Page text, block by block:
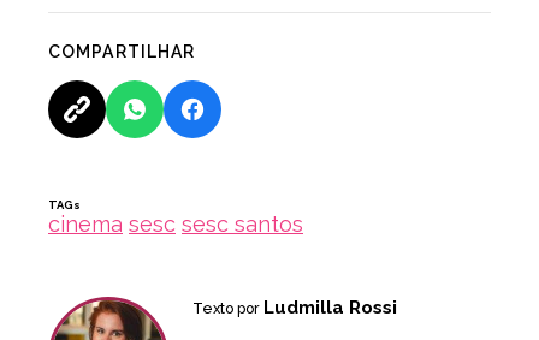
COMPARTILHAR
TAGs
cinema sesc sesc santos
Texto por Ludmilla Rossi